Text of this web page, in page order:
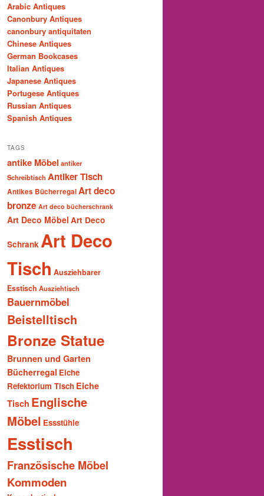
Arabic Antiques
Canonbury Antiques
canonbury antiquitaten
Chinese Antiques
German Bookcases
Italian Antiques
Japanese Antiques
Portugese Antiques
Russian Antiques
Spanish Antiques
TAGS
antike Möbel antiker
Schreibtisch Antiker Tisch
Antikes BücherregalArt deco
bronze Art deco bücherschrank
Art Deco Möbel Art Deco
Schrank Art Deco
Tisch Ausziehbarer
Esstisch Ausziehtisch
Bauernmöbel
Beistelltisch
Bronze Statue
Brunnen und Garten
Bücherregal Eiche
Refektorium Tisch Eiche
Tisch Englische
Möbel Essstühle
Esstisch
Französische Möbel
Kommoden